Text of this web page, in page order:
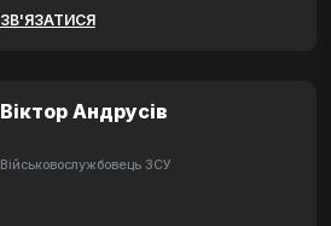
ЗВ'ЯЗАТИСЯ
Віктор Андрусів
Військовослужбовець ЗСУ